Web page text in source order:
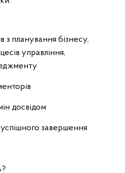
з планування бізнесу,
управління,
досвідом
завершення